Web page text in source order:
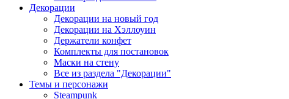
Декорации
Декорации на новый год
Декорации на Хэллоуин
Держатели конфет
Комплекты для постановок
Маски на стену
Все из раздела "Декорации"
Темы и персонажи
Steampunk